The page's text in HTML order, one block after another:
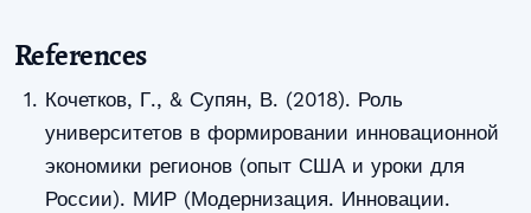
References
Кочетков, Г., & Супян, В. (2018). Роль
университетов в формировании инновационной
экономики регионов (опыт США и уроки для
России). МИР (Модернизация. Инновации.